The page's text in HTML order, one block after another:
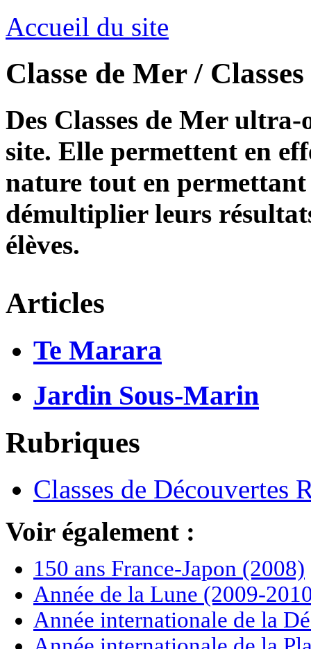
Accueil du site
Classe de Mer /
Des Classes de Mer
site. Elle permettent en
nature tout en permettant
démultiplier leurs
élèves.
Articles
Te Marara
Jardin Sous-Marin
Rubriques
Classes de Découvertes
Voir également :
150 ans France-Japon (2008)
Année de la Lune (2009-
Année internationale de la